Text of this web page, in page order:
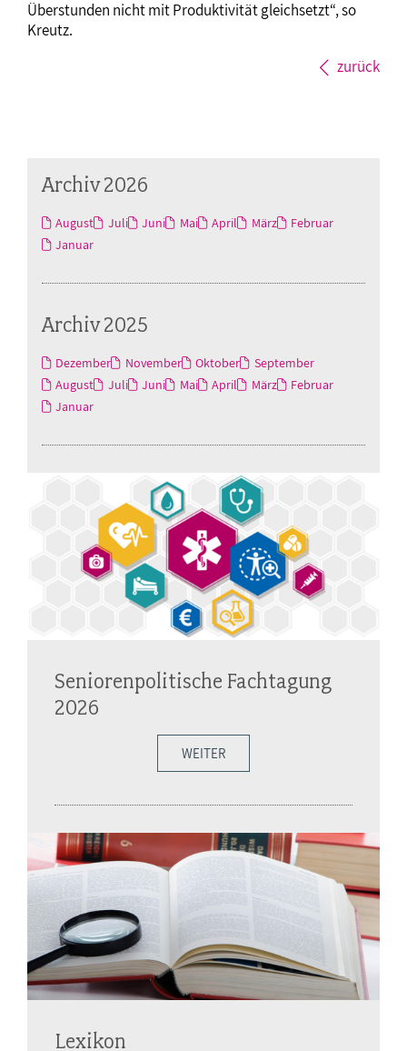
Überstunden nicht mit Produktivität gleichsetzt“, so
Kreutz.
zurück
Archiv 2026
August Juli Juni Mai April März
Februar
Januar
Archiv 2025
Dezember November Oktober
September
August
Juli Juni Mai April März
Februar
Januar
Seniorenpolitische Fachtagung
2026
WEITER
Lexikon